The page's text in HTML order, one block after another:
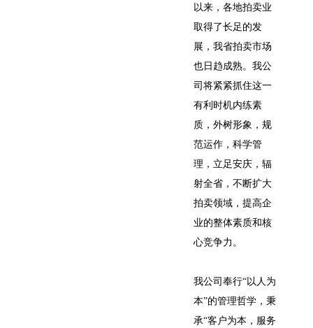
以来，各地拍卖业
取得了长足的发
展，我省拍卖市场
也日趋成熟。我公
司将紧紧抓住这一
有利时机内练素
质，外树形象，规
范运作，科学管
理，立足安庆，辐
射全省，不断扩大
拍卖领域，提高企
业的整体素质和核
心竞争力。
我公司奉行“以人为
本”的管理哲学，秉
承“客户为本，服务